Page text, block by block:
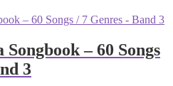
– 60 Songs
3